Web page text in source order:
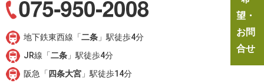
地下鉄東西線「二条 」駅徒歩4分
JR線「二条 」駅徒歩4分
阪急「 四条大宮 」駅徒歩14分
望・
お問
合せ